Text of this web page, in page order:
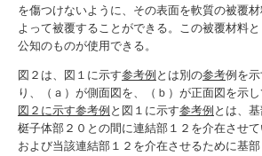
を傷つけないように、その表面を軟質の被覆
よって被覆することができる。この被覆材料と
公知のものが使用できる。
図２は、図１に示す参考例 とは別の参考例を
り、（ａ）が側面図を、（ｂ）が正面図を示し
図２に示す参考例 と図１に示す参考例 とは、
梃子体部２０との間に連結部１２を介在させて
および当該連結部１２を介在させるために基